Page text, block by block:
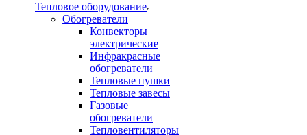
Тепловое оборудование
Обогреватели
Конвекторы
электрические
Инфракрасные
обогреватели
Тепловые пушки
Тепловые завесы
Газовые
обогреватели
Тепловентиляторы